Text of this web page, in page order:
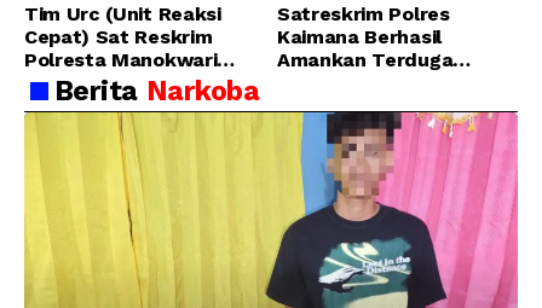
Tim Urc (Unit Reaksi
Cepat) Sat Reskrim
Polresta Manokwari
Berhasil Tangkap 2
Pelaku Pengeroyokan di
Taman Ria kab.
Manokwari
Satreskrim Polres
Kaimana Berhasil
Amankan Terduga
Menggunakan Senjata
Tajam
Berita Narkoba